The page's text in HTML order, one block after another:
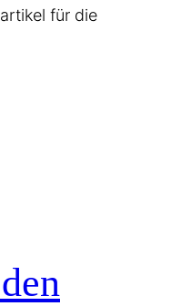
für die